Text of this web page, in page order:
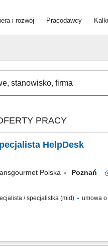
i rozwój Pracodawcy
PRACY
HelpDesk
Polska Poznań
/ specjalistka (mid) umowa o
zakres obowiązków praca